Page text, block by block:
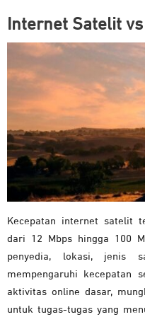
Internet Satelit
Kecepatan internet satelit
dari 12 Mbps hingga 100
penyedia, lokasi, jenis
mempengaruhi kecepatan
aktivitas online dasar,
untuk tugas-tugas yang